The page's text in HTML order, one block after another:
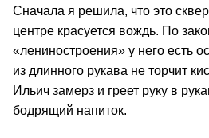
Сначала я решила, что это
центре красуется вождь. По
«лениностроения» у него есть
из длинного рукава не торчит
Ильич замерз и греет руку в
бодрящий напиток.